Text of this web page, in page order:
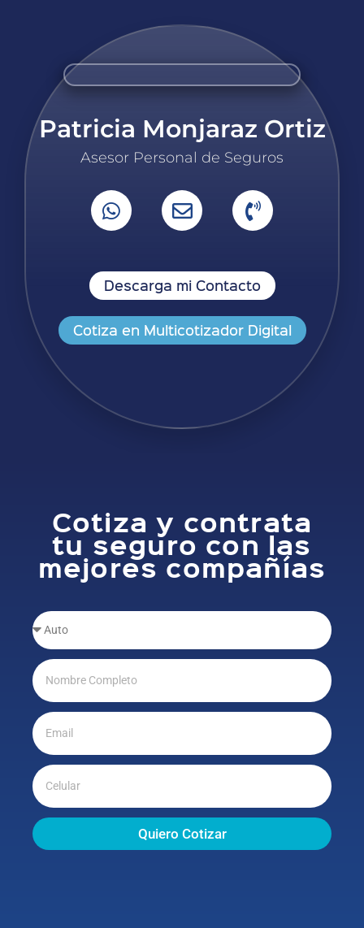
Patricia Monjaraz Ortiz
Asesor Personal de Seguros
Descarga mi Contacto
Cotiza en Multicotizador Digital
Cotiza y contrata
tu seguro con las
mejores compañías
Quiero Cotizar